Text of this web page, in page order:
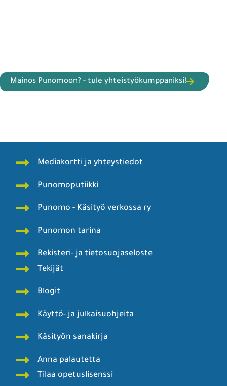
Mainos Punomoon? - tule yhteistyökumppaniksi!
Mediakortti ja yhteystiedot
Punomoputiikki
Punomo - Käsityö verkossa ry
Punomon tarina
Rekisteri- ja tietosuojaseloste
Tekijät
Blogit
Käyttö- ja julkaisuohjeita
Käsityön sanakirja
Anna palautetta
Tilaa opetuslisenssi